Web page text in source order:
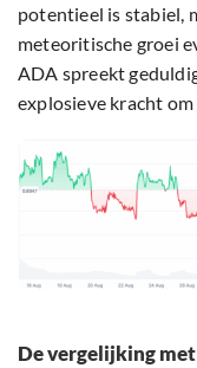
potentieel is stabiel,
meteoritische groei
ADA spreekt
explosieve kracht
De vergelijking met